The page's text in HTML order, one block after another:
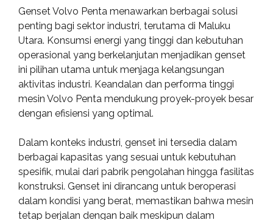
Genset Volvo Penta menawarkan berbagai solusi
penting bagi sektor industri, terutama di Maluku
Utara. Konsumsi energi yang tinggi dan kebutuhan
operasional yang berkelanjutan menjadikan genset
ini pilihan utama untuk menjaga kelangsungan
aktivitas industri. Keandalan dan performa tinggi
mesin Volvo Penta mendukung proyek-proyek besar
dengan efisiensi yang optimal.
Dalam konteks industri, genset ini tersedia dalam
berbagai kapasitas yang sesuai untuk kebutuhan
spesifik, mulai dari pabrik pengolahan hingga fasilitas
konstruksi. Genset ini dirancang untuk beroperasi
dalam kondisi yang berat, memastikan bahwa mesin
tetap berjalan dengan baik meskipun dalam